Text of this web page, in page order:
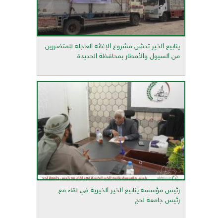
ينابيع الخير تدشن مشروع الإغاثة العاجلة للمتضررين
من السيول والأمطار بمحافظة الحديدة
رئيس مؤسسة ينابيع الخير الخيرية في لقاء مع
رئيس جامعة لحج